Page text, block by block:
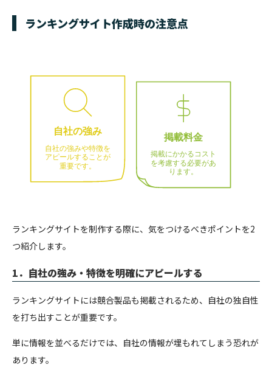
ランキングサイト作成時の注意点
ランキングサイトを制作する際に、気をつけるべきポイントを2
つ紹介します。
1．自社の強み・特徴を明確にアピールする
ランキングサイトには競合製品も掲載されるため、自社の独自性
を打ち出すことが重要です。
単に情報を並べるだけでは、自社の情報が埋もれてしまう恐れが
あります。